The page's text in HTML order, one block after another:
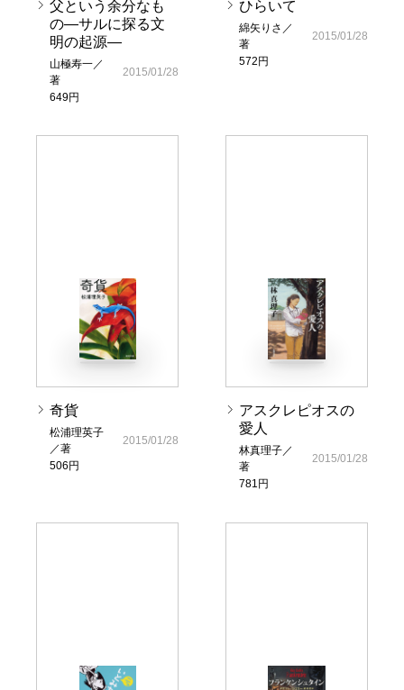
父という余分なも
の―サルに探る文
明の起源―
山極寿一／
著
649円
2015/01/28
ひらいて
綿矢りさ／
著
572円
2015/01/28
奇貨
松浦理英子
／著
506円
2015/01/28
アスクレピオスの
愛人
林真理子／
著
781円
2015/01/28